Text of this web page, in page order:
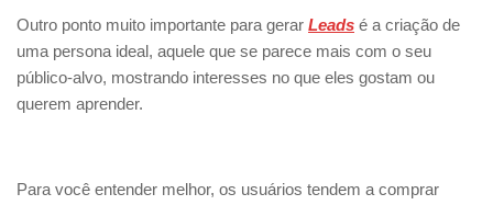
Outro ponto muito importante para gerar Leads é a criação de
uma persona ideal, aquele que se parece mais com o seu
público-alvo, mostrando interesses no que eles gostam ou
querem aprender.
Para você entender melhor, os usuários tendem a comprar